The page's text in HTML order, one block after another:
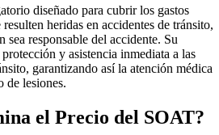
diseñado para cubrir los gastos
heridas en accidentes de tránsito,
sea responsable del accidente. Su
y asistencia inmediata a las
garantizando así la atención médica
de lesiones.
el Precio del SOAT?